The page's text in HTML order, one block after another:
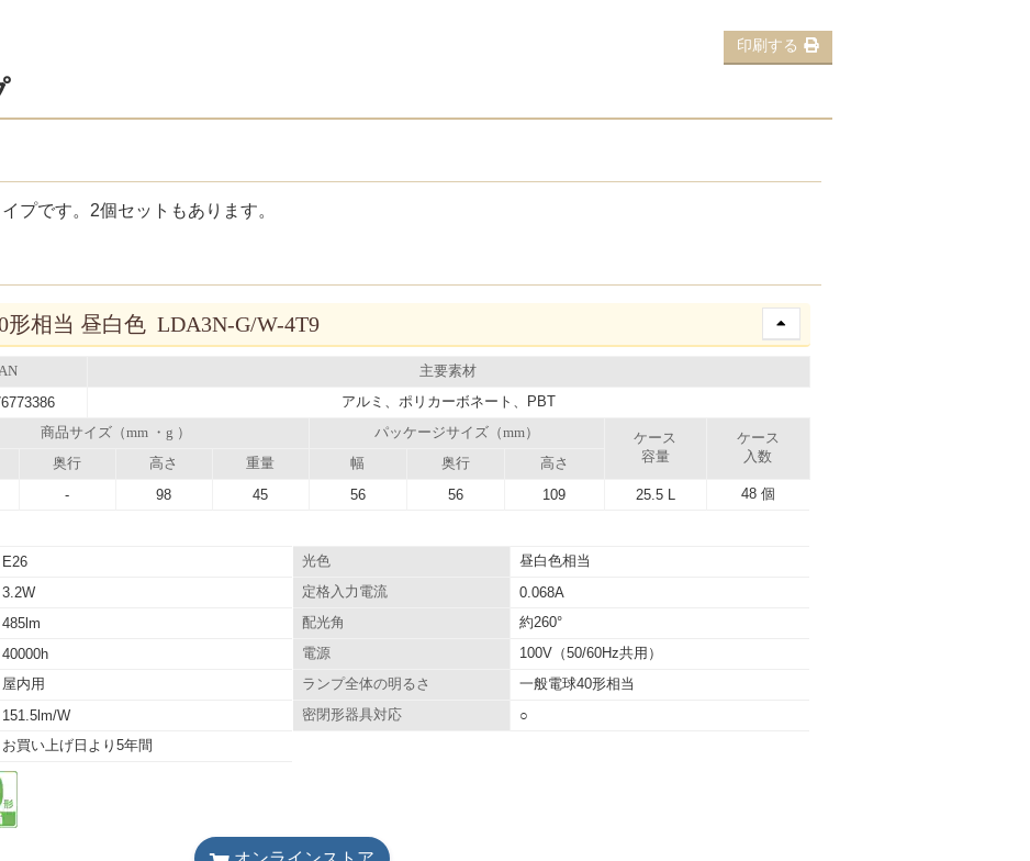
印刷する
プです。2個セットもあります。
形相当 昼白色 LDA3N-G/W-4T9
主要素材
アルミ、ポリカーボネート、PBT
商品サイズ（mm ・g ） パッケージサイズ（mm）
ケース
容量
ケース
入数
奥行 高さ 重量 幅 奥行 高さ
- 98 45 56 56 109 25.5 L 48 個
E26 光色 昼白色相当
3.2W 定格入力電流 0.068A
485lm 配光角 約260°
40000h 電源 100V（50/60Hz共用）
屋内用 ランプ全体の明るさ 一般電球40形相当
151.5lm/W 密閉形器具対応 ○
お買い上げ日より5年間